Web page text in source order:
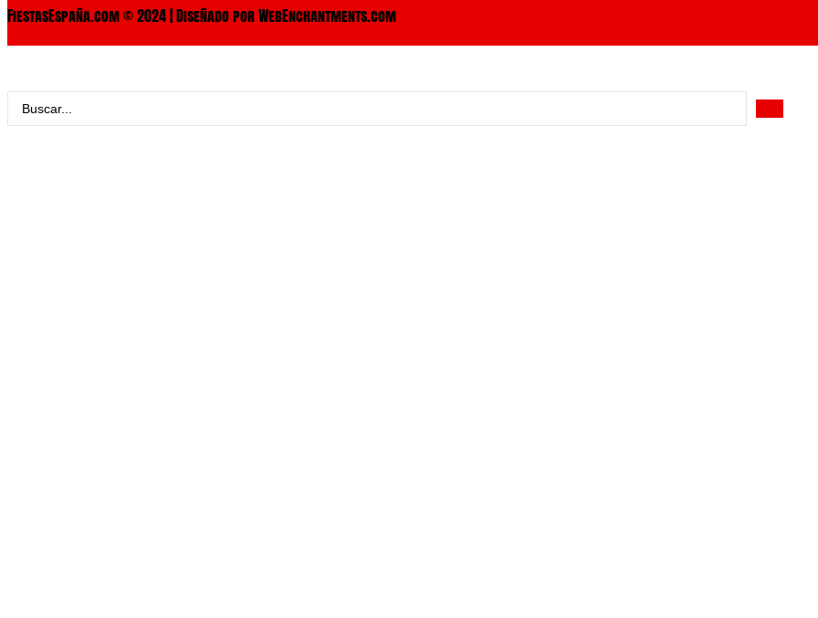
FiestasEspaña.com © 2024 | Diseñado por WebEnchantments.com